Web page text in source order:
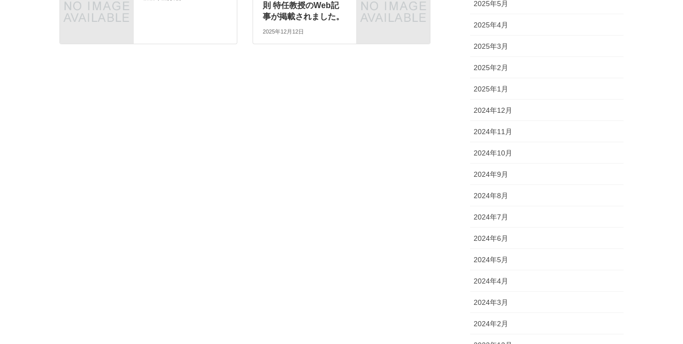
則 特任教授のWeb記
事が掲載されました。
2025年12月12日
2025年5月
2025年4月
2025年3月
2025年2月
2025年1月
2024年12月
2024年11月
2024年10月
2024年9月
2024年8月
2024年7月
2024年6月
2024年5月
2024年4月
2024年3月
2024年2月